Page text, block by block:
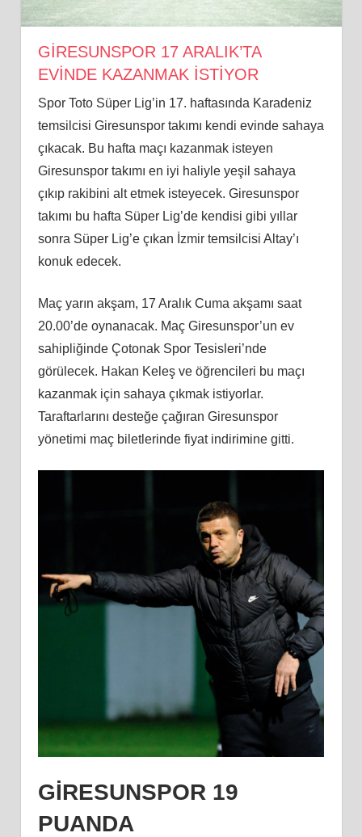
GİRESUNSPOR 17 ARALIK’TA
EVİNDE KAZANMAK İSTİYOR
Spor Toto Süper Lig’in 17. haftasında Karadeniz
temsilcisi Giresunspor takımı kendi evinde sahaya
çıkacak. Bu hafta maçı kazanmak isteyen
Giresunspor takımı en iyi haliyle yeşil sahaya
çıkıp rakibini alt etmek isteyecek. Giresunspor
takımı bu hafta Süper Lig’de kendisi gibi yıllar
sonra Süper Lig’e çıkan İzmir temsilcisi Altay’ı
konuk edecek.
Maç yarın akşam, 17 Aralık Cuma akşamı saat
20.00’de oynanacak. Maç Giresunspor’un ev
sahipliğinde Çotonak Spor Tesisleri’nde
görülecek. Hakan Keleş ve öğrencileri bu maçı
kazanmak için sahaya çıkmak istiyorlar.
Taraftarlarını desteğe çağıran Giresunspor
yönetimi maç biletlerinde fiyat indirimine gitti.
GİRESUNSPOR 19
PUANDA